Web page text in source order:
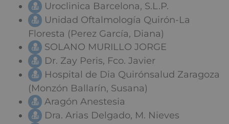
Uroclinica Barcelona, S.L.P.
Unidad Oftalmología Quirón-La
Floresta (Perez García, Diana)
SOLANO MURILLO JORGE
Dr. Zay Peris, Fco. Javier
Hospital de Dia Quirónsalud Zaragoza
(Monzón Ballarín, Susana)
Aragón Anestesia
Dra. Arias Delgado, M. Nieves